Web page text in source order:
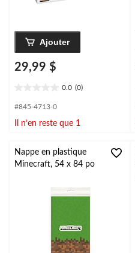
Ajouter
29,99 $
0.0 (0)
étoile(s)
5.
#845-4713-0
Il n’en reste que 1
Nappe en plastique
Minecraft, 54 x 84 po